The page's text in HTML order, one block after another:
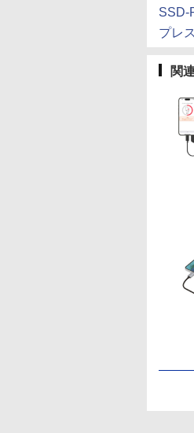
SSD-
プレ
関